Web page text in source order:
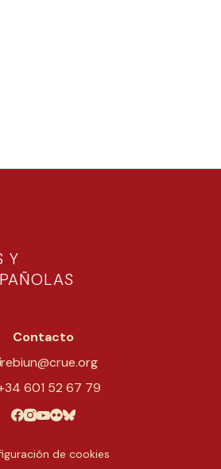
Y
Contacto
rebiun@crue.org
601 52 67 79
de cookies